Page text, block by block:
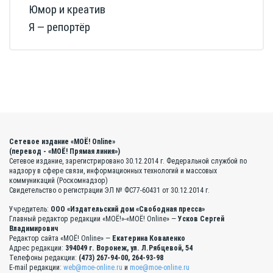
Юмор и креатив
Я — репортёр
Сетевое издание «МОЁ! Online»
(перевод - «МОЁ! Прямая линия»)
Сетевое издание, зарегистрировано 30.12.2014 г. Федеральной службой по
надзору в сфере связи, информационных технологий и массовых
коммуникаций (Роскомнадзор)
Свидетельство о регистрации ЭЛ № ФС77-60431 от 30.12.2014 г.
Учредитель: ООО «Издательский дом «Свободная пресса»
Главный редактор редакции «МОЁ!»-«МОЁ! Online» — Усков Сергей
Владимирович
Редактор сайта «МОЁ! Online» — Екатерина Коваленко
Адрес редакции: 394049 г. Воронеж, ул. Л.Рябцевой, 54
Телефоны редакции: (473) 267-94-00, 264-93-98
E-mail редакции: web@moe-online.ru и moe@moe-online.ru